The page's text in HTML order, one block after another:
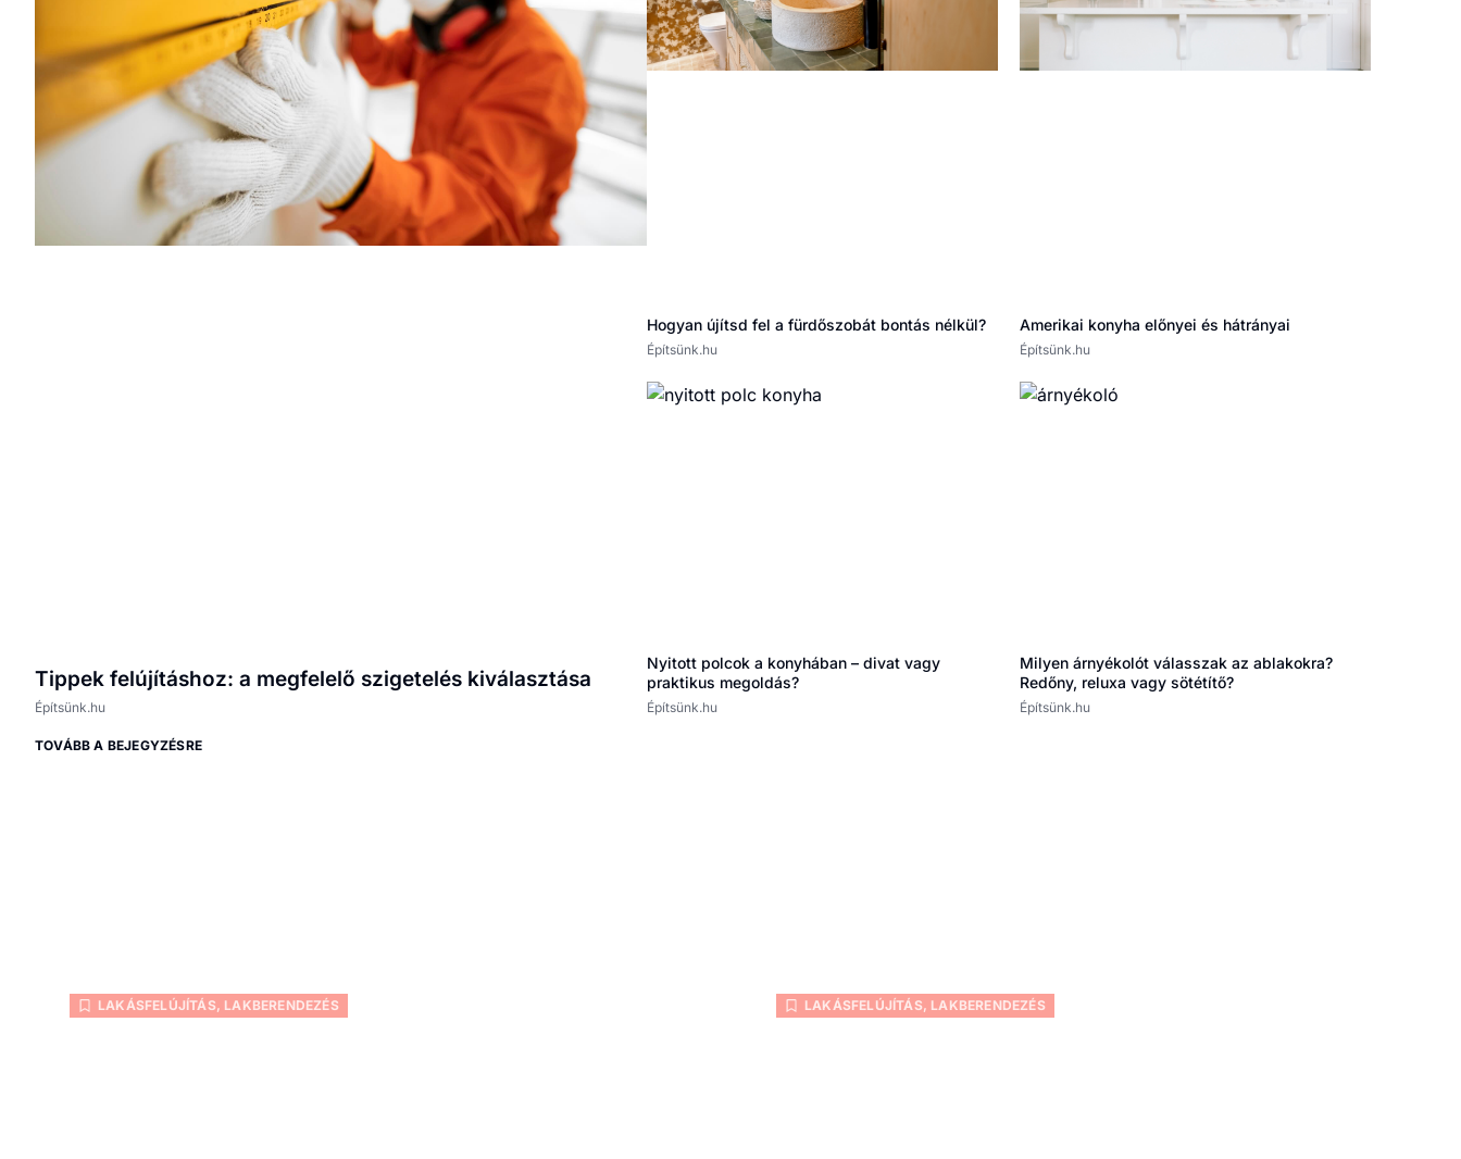
Tippek felújításhoz: a megfelelő szigetelés kiválasztása
Építsünk.hu
TOVÁBB A BEJEGYZÉSRE
Hogyan újítsd fel a fürdőszobát bontás nélkül?
Építsünk.hu
Amerikai konyha előnyei és hátrányai
Építsünk.hu
Nyitott polcok a konyhában – divat vagy
praktikus megoldás?
Építsünk.hu
Milyen árnyékolót válasszak az ablakokra?
Redőny, reluxa vagy sötétítő?
Építsünk.hu
LAKÁSFELÚJÍTÁS, LAKBERENDEZÉS LAKÁSFELÚJÍTÁS, LAKBERENDEZÉS